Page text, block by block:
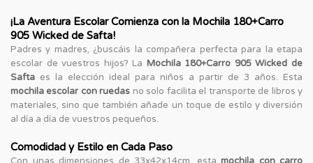
¡La Aventura Escolar Comienza con la Mochila 180+Carro
905 Wicked de Safta!
Padres y madres, ¿buscáis la compañera perfecta para la etapa
escolar de vuestros hijos? La Mochila 180+Carro 905 Wicked de
Safta es la elección ideal para niños a partir de 3 años. Esta
mochila escolar con ruedas no solo facilita el transporte de libros y
materiales, sino que también añade un toque de estilo y diversión
al día a día de vuestros pequeños.
Comodidad y Estilo en Cada Paso
Con unas dimensiones de 33x42x14cm, esta mochila con carro